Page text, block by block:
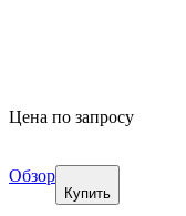
Цена по запросу
Обзор
Купить